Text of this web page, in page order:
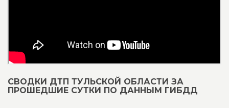
СВОДКИ ДТП ТУЛЬСКОЙ ОБЛАСТИ ЗА
ПРОШЕДШИЕ СУТКИ ПО ДАННЫМ ГИБДД